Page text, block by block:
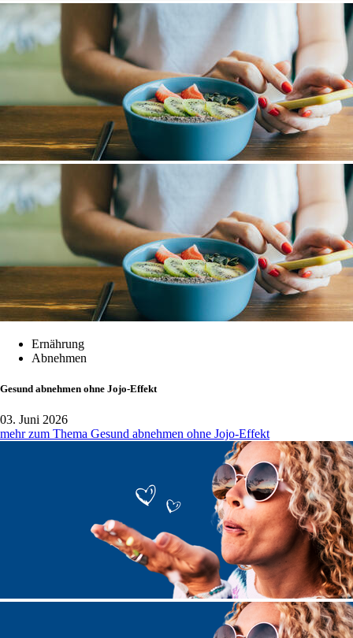
Ernährung
Abnehmen
Gesund abnehmen ohne Jojo-Effekt
03. Juni 2026
mehr zum Thema Gesund abnehmen ohne Jojo-Effekt